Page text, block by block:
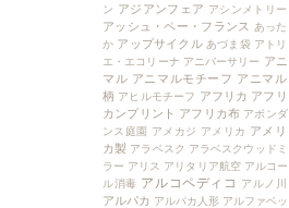
ン アジアンフェア アシンメトリー
アッシュ・ペー・フランス
あった
か アップサイクル あづま袋 アトリ
エ・エコリーナ アニバーサリー アニ
マル アニマルモチーフ アニマル
柄 アヒルモチーフ アフリカ アフリ
カンプリント アフリカ布 アボンダ
ンス庭園
アメカジ アメリカ アメリ
カ製 アラベスク アラベスクウッドミ
ラー アリス アリタリア航空 アルコー
ル消毒 アルコペディコ アルノ川
アルパカ アルパカ人形 アルファベッ